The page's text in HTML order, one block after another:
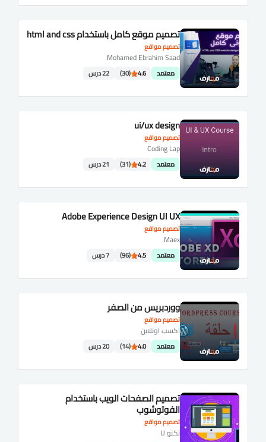
تصميم مواقع
تصميم موقع كامل باستخدام html and css
Mohamed Ebrahim Saad
معتمد 4.6
(30) 22 درس
تصميم مواقع
ui/ux design
Coding Lap
معتمد 4.2
(31) 21 درس
تصميم مواقع
Adobe Experience Design UI UX
Maex
معتمد 4.5
(96) 7 درس
تصميم مواقع
ووردبريس من الصفر
اكسب اونلاين
معتمد 4.0
(14) 20 درس
تصميم مواقع
تصميم الصفحات الويب باستخدام
الفوتوشوب
تكنو U